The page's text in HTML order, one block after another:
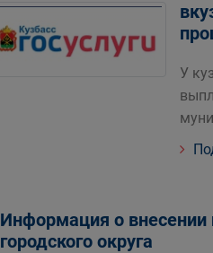
У
Информация о внесении
городского округа